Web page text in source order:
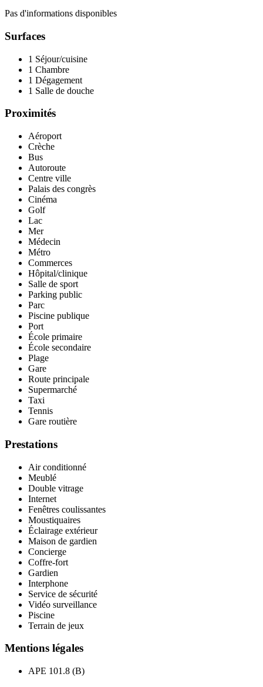
Pas d'informations disponibles
Surfaces
1 Séjour/cuisine
1 Chambre
1 Dégagement
1 Salle de douche
Proximités
Aéroport
Crèche
Bus
Autoroute
Centre ville
Palais des congrès
Cinéma
Golf
Lac
Mer
Médecin
Métro
Commerces
Hôpital/clinique
Salle de sport
Parking public
Parc
Piscine publique
Port
École primaire
École secondaire
Plage
Gare
Route principale
Supermarché
Taxi
Tennis
Gare routière
Prestations
Air conditionné
Meublé
Double vitrage
Internet
Fenêtres coulissantes
Moustiquaires
Éclairage extérieur
Maison de gardien
Concierge
Coffre-fort
Gardien
Interphone
Service de sécurité
Vidéo surveillance
Piscine
Terrain de jeux
Mentions légales
APE 101.8 (B)